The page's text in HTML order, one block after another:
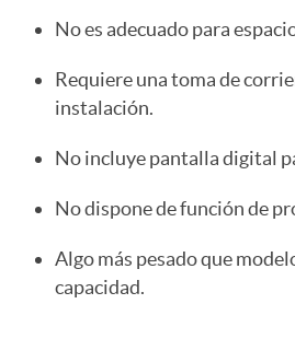
No es adecuado para
Requiere una toma de
instalación.
No incluye pantalla digital
No dispone de función de
Algo más pesado que
capacidad.